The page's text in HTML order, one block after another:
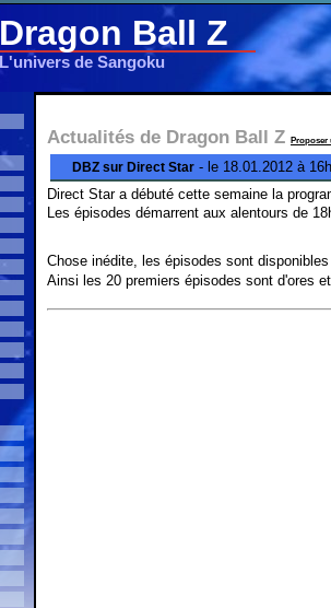
Dragon Ball Z
L'univers de Sangoku
Actualités de Dragon Ball Z Proposer
DBZ sur Direct Star - le 18.01.2012 à
Direct Star a débuté cette semaine la
Les épisodes démarrent aux alentours de
Chose inédite, les épisodes sont
Ainsi les 20 premiers épisodes sont d'ores